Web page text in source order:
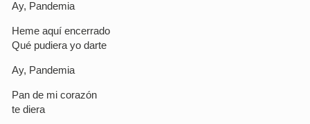
Ay, Pandemia
Heme aquí encerrado
Qué pudiera yo darte
Ay, Pandemia
Pan de mi corazón
te diera